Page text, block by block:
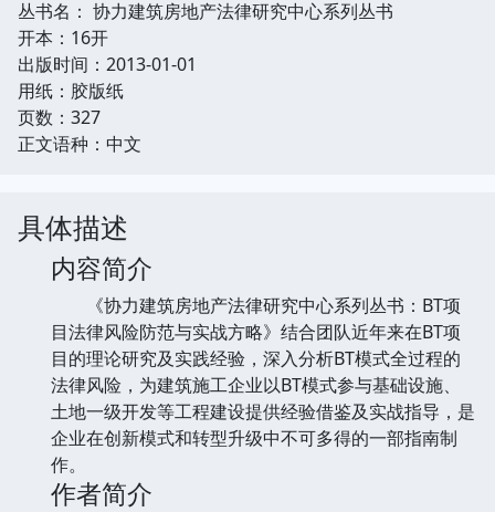
丛书名： 协力建筑房地产法律研究中心系列丛书
开本：16开
出版时间：2013-01-01
用纸：胶版纸
页数：327
正文语种：中文
具体描述
内容简介
《协力建筑房地产法律研究中心系列丛书：BT项
目法律风险防范与实战方略》结合团队近年来在BT项
目的理论研究及实践经验，深入分析BT模式全过程的
法律风险，为建筑施工企业以BT模式参与基础设施、
土地一级开发等工程建设提供经验借鉴及实战指导，是
企业在创新模式和转型升级中不可多得的一部指南制
作。
作者简介